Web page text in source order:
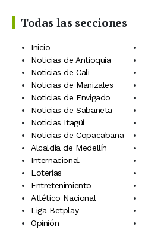
Todas las secciones
Inicio
Noticias de Antioquia
Noticias de Cali
Noticias de Manizales
Noticias de Envigado
Noticias de Sabaneta
Noticias Itagüí
Noticias de Copacabana
Alcaldía de Medellín
Internacional
Loterías
Entretenimiento
Atlético Nacional
Liga Betplay
Opinión